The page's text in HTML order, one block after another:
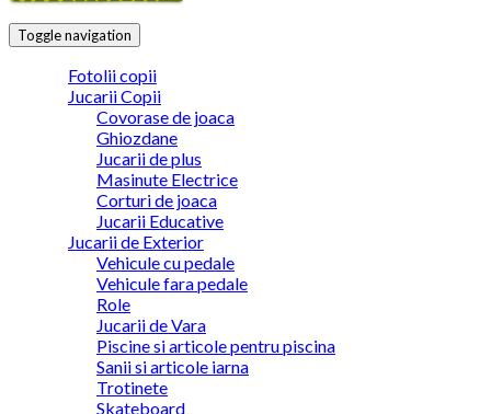
Toggle navigation
Fotolii copii
Jucarii Copii
Covorase de joaca
Ghiozdane
Jucarii de plus
Masinute Electrice
Corturi de joaca
Jucarii Educative
Jucarii de Exterior
Vehicule cu pedale
Vehicule fara pedale
Role
Jucarii de Vara
Piscine si articole pentru piscina
Sanii si articole iarna
Trotinete
Skateboard